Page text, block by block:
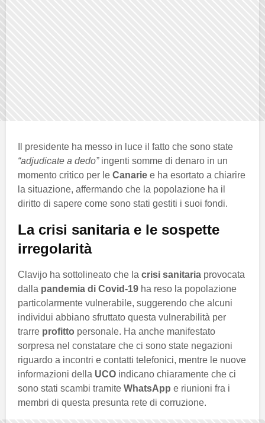
Il presidente ha messo in luce il fatto che sono state
“adjudicate a dedo”ingenti somme di denaro in un
momento critico per le Canarie e ha esortato a chiarire
la situazione, affermando che la popolazione ha il
diritto di sapere come sono stati gestiti i suoi fondi.
La crisi sanitaria e le sospette
irregolarità
Clavijo ha sottolineato che la crisi sanitaria provocata
dalla pandemia di Covid-19 ha reso la popolazione
particolarmente vulnerabile, suggerendo che alcuni
individui abbiano sfruttato questa vulnerabilità per
trarre profitto personale. Ha anche manifestato
sorpresa nel constatare che ci sono state negazioni
riguardo a incontri e contatti telefonici, mentre le nuove
informazioni della UCO indicano chiaramente che ci
sono stati scambi tramite WhatsApp e riunioni fra i
membri di questa presunta rete di corruzione.